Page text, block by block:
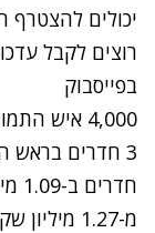
יכולים להצטרף
בפייסבוק
4,000 איש